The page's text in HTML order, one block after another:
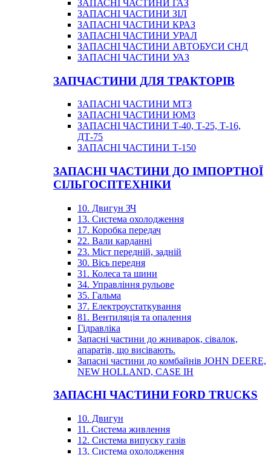
ЗАПАСНІ ЧАСТИНИ ГАЗ
ЗАПАСНІ ЧАСТИНИ ЗІЛ
ЗАПАСНІ ЧАСТИНИ КРАЗ
ЗАПАСНІ ЧАСТИНИ УРАЛ
ЗАПАСНІ ЧАСТИНИ АВТОБУСИ СНД
ЗАПАСНІ ЧАСТИНИ УАЗ
ЗАПЧАСТИНИ ДЛЯ ТРАКТОРІВ
ЗАПАСНІ ЧАСТИНИ МТЗ
ЗАПАСНІ ЧАСТИНИ ЮМЗ
ЗАПАСНІ ЧАСТИНИ Т-40, Т-25, Т-16,
ДТ-75
ЗАПАСНІ ЧАСТИНИ Т-150
ЗАПАСНІ ЧАСТИНИ ДО ІМПОРТНОЇ
СІЛЬГОСПТЕХНІКИ
10. Двигун ЗЧ
13. Система охолодження
17. Коробка передач
22. Вали карданні
23. Міст передній, задній
30. Вісь передня
31. Колеса та шини
34. Управління рульове
35. Гальма
37. Електроустаткування
81. Вентиляція та опалення
Гідравліка
Запасні частини до жниварок, сівалок,
апаратів, що висівають.
Запасні частини до комбайнів JOHN DEERE,
NEW HOLLAND, CASE IH
ЗАПАСНІ ЧАСТИНИ FORD TRUCKS
10. Двигун
11. Система живлення
12. Система випуску газів
13. Система охолодження